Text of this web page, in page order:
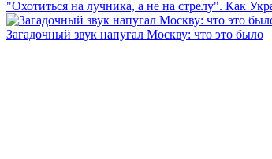
"Охотиться на лучника, а не на стрелу". Как
Загадочный звук напугал Москву: что это было